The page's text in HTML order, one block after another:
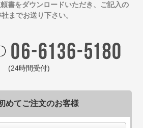
書をダウンロードいただき、ご記入の
までお送り下さい。
(24時間受付)
めてご注文のお客様